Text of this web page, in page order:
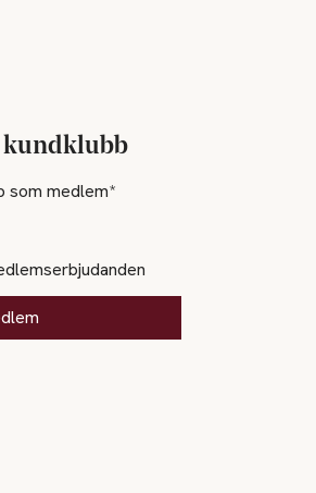
kundklubb
som medlem*